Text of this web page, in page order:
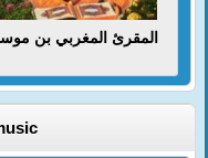
المقرئ المغربي بن